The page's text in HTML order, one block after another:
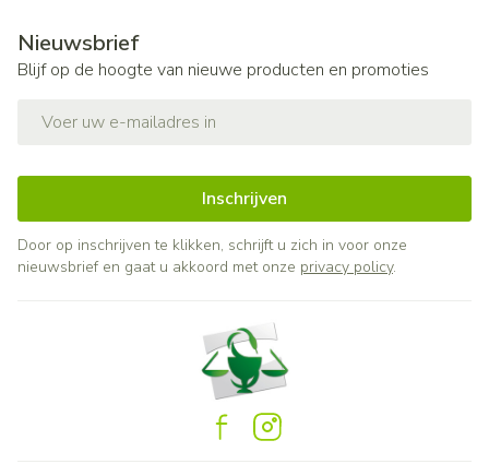
Nieuwsbrief
Blijf op de hoogte van nieuwe producten en promoties
Inschrijven
Door op inschrijven te klikken, schrijft u zich in voor onze
nieuwsbrief en gaat u akkoord met onze privacy policy.